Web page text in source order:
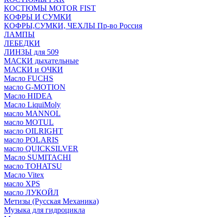
КОСТЮМЫ MOTOR FIST
КОФРЫ И СУМКИ
КОФРЫ,СУМКИ, ЧЕХЛЫ Пр-во Россия
ЛАМПЫ
ЛЕБЕДКИ
ЛИНЗЫ для 509
МАСКИ дыхательные
МАСКИ и ОЧКИ
Масло FUCHS
масло G-MOTION
Масло HIDEA
Масло LiquiMoly
масло MANNOL
масло MOTUL
масло OILRIGHT
масло POLARIS
масло QUICKSILVER
Масло SUMITACHI
масло TOHATSU
Масло Vitex
масло XPS
масло ЛУКОЙЛ
Метизы (Русская Механика)
Музыка для гидроцикла